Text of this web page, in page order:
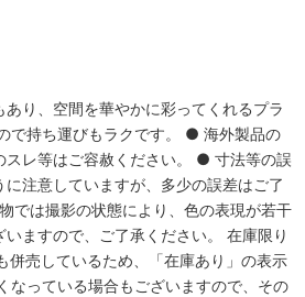
り、空間を華やかに彩ってくれるプラ
で持ち運びもラクです。 ● 海外製品の
スレ等はご容赦ください。 ● 寸法等の誤
注意していますが、多少の誤差はご了
では撮影の状態により、色の表現が若干
ますので、ご了承ください。 在庫限り
併売しているため、「在庫あり」の表示
なっている場合もございますので、その